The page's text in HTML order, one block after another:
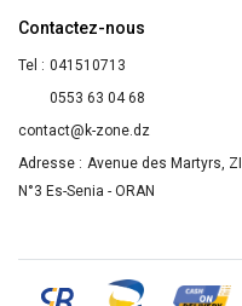
de
Nigelle
Pour
Cheveux
Normaux
Gras
Contactez-nous
Tel : 041510713
0553 63 04 68
contact@k-zone.dz
Adresse : Avenue des Martyrs, ZI
N°3 Es-Senia - ORAN